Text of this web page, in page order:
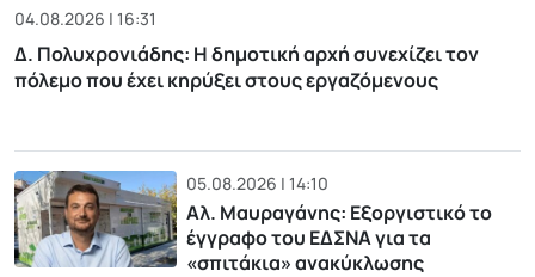
04.08.2026 | 16:31
Δ. Πολυχρονιάδης: Η δημοτική αρχή συνεχίζει τον
πόλεμο που έχει κηρύξει στους εργαζόμενους
05.08.2026 | 14:10
Αλ. Μαυραγάνης: Εξοργιστικό το
έγγραφο του ΕΔΣΝΑ για τα
«σπιτάκια» ανακύκλωσης